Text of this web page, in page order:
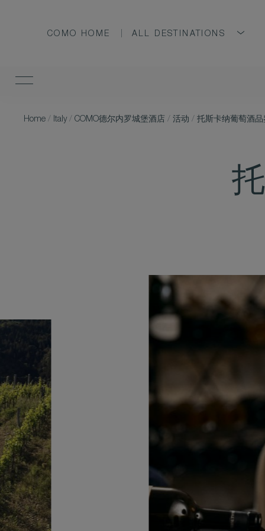
COMO HOME ALL DESTINATIONS
Home / Italy / COMO德尔内罗城堡酒店 / 活动 / 托斯卡纳葡萄酒品